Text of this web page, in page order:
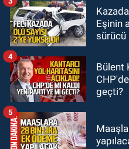
20:48Zonguldaklı oyuncu Ülkü
Hilal
Eşinin
sürücü
Bülent
geçti?
4
5